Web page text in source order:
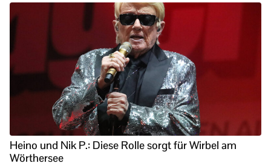
Heino und Nik P.: Diese Rolle sorgt für Wirbel am
Wörthersee